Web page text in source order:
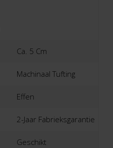
Ca. 5 Cm
Machinaal Tufting
Effen
2-Jaar Fabrieksgarantie
Geschikt